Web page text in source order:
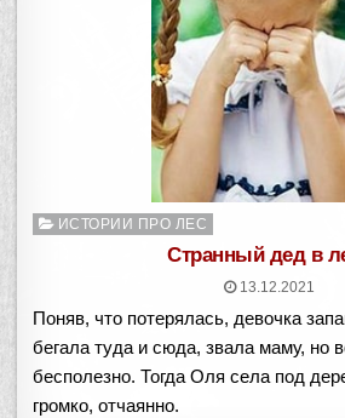
Опубликовано
ИСТОРИИ ПРО ЛЕС
Странный дед в
13.12.2021
Поняв, что потерялась, девочка
бегала туда и сюда, звала маму, но
бесполезно. Тогда Оля села под
громко, отчаянно.